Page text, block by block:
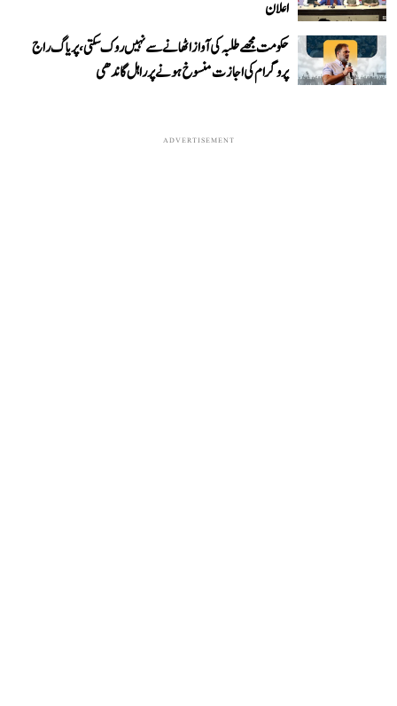
اعلان
حکومت مجھے طلبہ کی آواز اٹھانے سے نہیں روک سکتی، پریاگ راج
پروگرام کی اجازت منسوخ ہونے پر راہل گاندھی
ADVERTISEMENT